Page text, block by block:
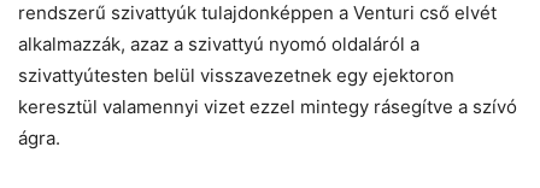
rendszerű szivattyúk tulajdonképpen a Venturi cső elvét
alkalmazzák, azaz a szivattyú nyomó oldaláról a
szivattyútesten belül visszavezetnek egy ejektoron
keresztül valamennyi vizet ezzel mintegy rásegítve a szívó
ágra.